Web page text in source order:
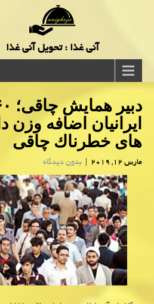
آنی غذا : تحویل آنی غذا
ایرانیان اضافه وزن
های خطرناك چاقی
مارس 12, 2019 | بدون دیدگاه